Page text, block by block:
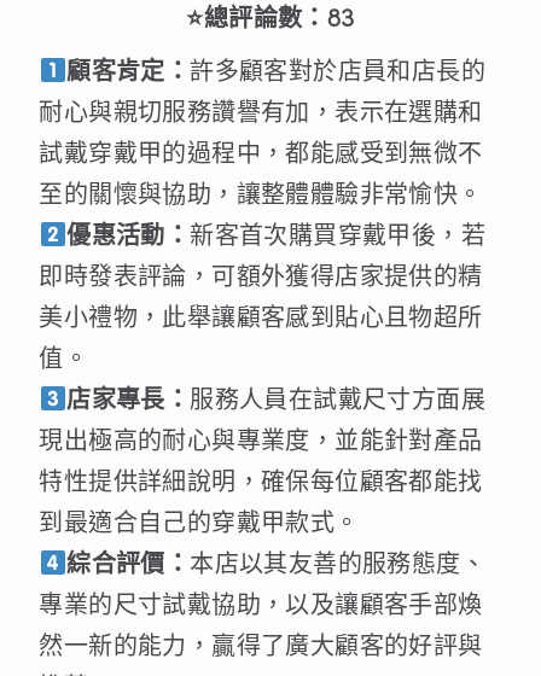
⭐總評論數：83
顧客肯定：許多顧客對於店員和店長的
耐心與親切服務讚譽有加，表示在選購和
試戴穿戴甲的過程中，都能感受到無微不
至的關懷與協助，讓整體體驗非常愉快。
優惠活動： 新客首次購買穿戴甲後，若
即時發表評論，可額外獲得店家提供的精
美小禮物，此舉讓顧客感到貼心且物超所
值。
店家專長： 服務人員在試戴尺寸方面展
現出極高的耐心與專業度，並能針對產品
特性提供詳細說明，確保每位顧客都能找
到最適合自己的穿戴甲款式。
綜合評價： 本店以其友善的服務態度、
專業的尺寸試戴協助，以及讓顧客手部煥
然一新的能力，贏得了廣大顧客的好評與